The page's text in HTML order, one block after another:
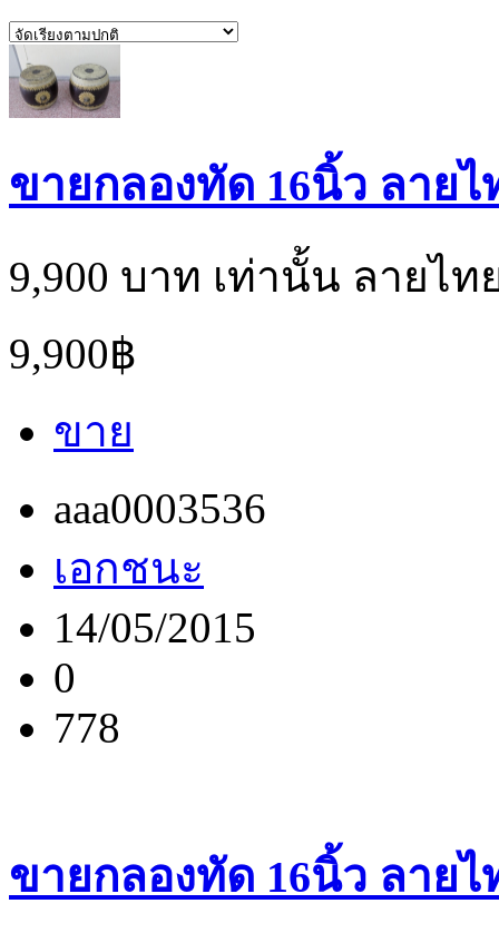
ขายกลองทัด 16นิ้ว ลายไ
9,900 บาท เท่านั้น ลายไท
9,900฿
ขาย
aaa0003536
เอกชนะ
14/05/2015
0
778
ขายกลองทัด 16นิ้ว ลายไ